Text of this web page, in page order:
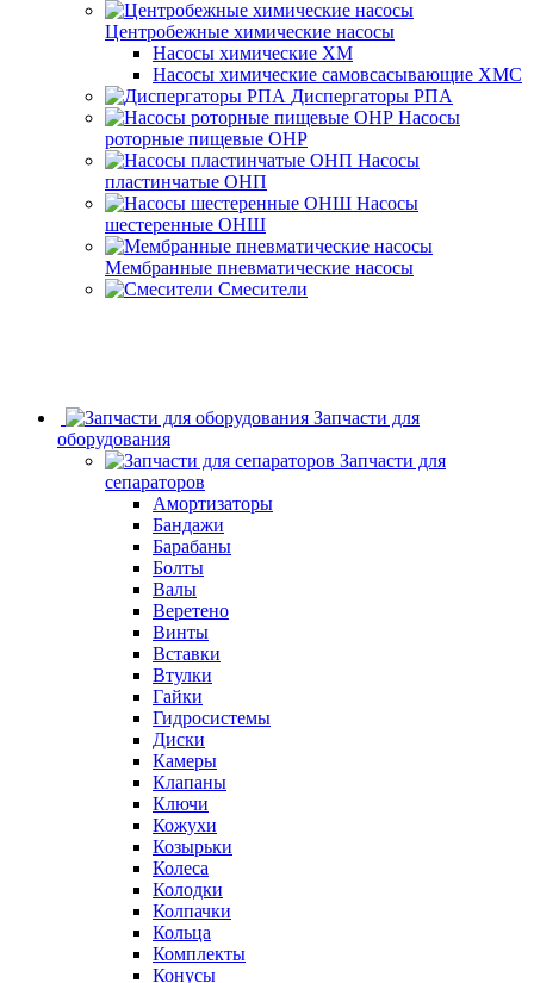
Центробежные химические насосы
Насосы химические ХМ
Насосы химические самовсасывающие ХМС
Диспергаторы РПА
Насосы
роторные пищевые ОНР
Насосы
пластинчатые ОНП
Насосы
шестеренные ОНШ
Мембранные пневматические насосы
Смесители
Запчасти для
оборудования
Запчасти для
сепараторов
Амортизаторы
Бандажи
Барабаны
Болты
Валы
Веретено
Винты
Вставки
Втулки
Гайки
Гидросистемы
Диски
Камеры
Клапаны
Ключи
Кожухи
Козырьки
Колеса
Колодки
Колпачки
Кольца
Комплекты
Конусы